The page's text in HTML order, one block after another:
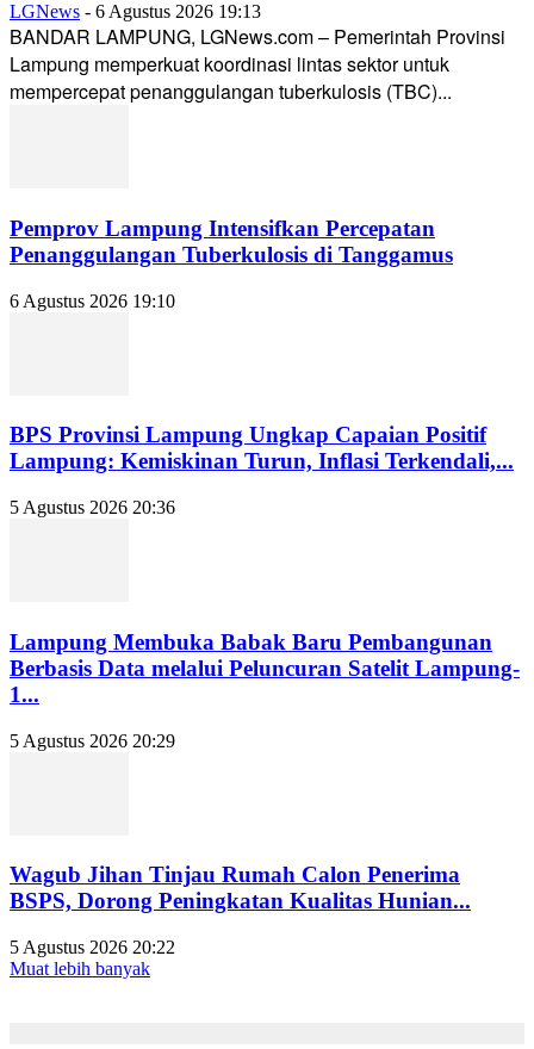
LGNews - 6 Agustus 2026 19:13
BANDAR LAMPUNG, LGNews.com – Pemerintah Provinsi
Lampung memperkuat koordinasi lintas sektor untuk
mempercepat penanggulangan tuberkulosis (TBC)...
Pemprov Lampung Intensifkan Percepatan
Penanggulangan Tuberkulosis di Tanggamus
6 Agustus 2026 19:10
BPS Provinsi Lampung Ungkap Capaian Positif
Lampung: Kemiskinan Turun, Inflasi Terkendali,...
5 Agustus 2026 20:36
Lampung Membuka Babak Baru Pembangunan
Berbasis Data melalui Peluncuran Satelit Lampung-
1...
5 Agustus 2026 20:29
Wagub Jihan Tinjau Rumah Calon Penerima
BSPS, Dorong Peningkatan Kualitas Hunian...
5 Agustus 2026 20:22
Muat lebih banyak